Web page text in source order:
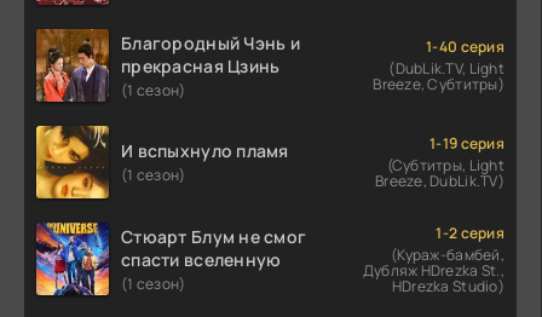
Благородный Чэнь и
прекрасная Цзинь
(1 сезон)
1-40 серия
(DubLik.TV, Light
Breeze, Субтитры)
И вспыхнуло пламя
(1 сезон)
1-19 серия
(Субтитры, Light
Breeze, DubLik.TV)
Стюарт Блум не смог
спасти вселенную
(1 сезон)
1-2 серия
(Кураж-бамбей,
Дубляж HDrezka St.,
HDrezka Studio)